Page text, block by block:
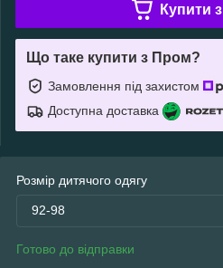
Купити з
Що таке купити з Пром?
Замовлення під захистом
Доступна доставка
Розмір дитячого одягу
92-98
Готово до відправки